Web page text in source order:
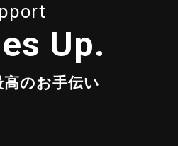
Up.
のお手伝い